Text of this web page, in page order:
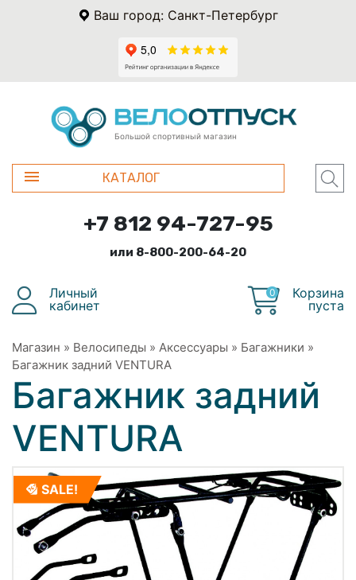
Ваш город: Санкт-Петербург
Большой спортивный магазин
КАТАЛОГ
+7 812 94-727-95
или 8-800-200-64-20
Личный
кабинет
0
Корзина
пуста
Магазин » Велосипеды » Аксессуары » Багажники »
Багажник задний VENTURA
Багажник задний
VENTURA
SALE!